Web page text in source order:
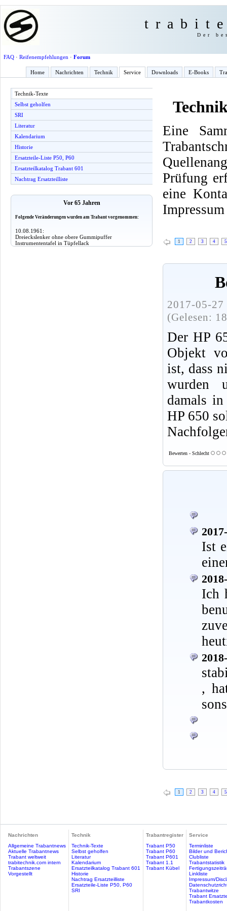
Der
FAQ· Reifenempfehlungen · Forum
Home Nachrichten Technik Service Downloads E-Books
Technik-Texte
Selbst geholfen
SRI
Literatur
Kalendarium
Historie
Ersatzteile-Liste P50, P60
Ersatzteilkatalog Trabant 601
Nachtrag Ersatzteilliste
Vor 65 Jahren
Folgende Veränderungen wurden am Trabant vorgenommen:
10.08.1961:
Dreieckslenker ohne obere Gummipuffer
Instrumententafel in Tüpfellack
Eine
Prüfung
eine
1 2 3 4 5
2017-05-
(Gelesen:
Der HP
Objekt
ist, dass
wurden
damals
HP 650
Bewerten - Schlecht
Ist
Ich
,
1 2 3 4 5
Nachrichten
Allgemeine Trabantnews
Aktuelle Trabantnews
Trabant weltweit
trabitechnik.com intern
Trabantszene
Vorgestellt
Technik
Technik-Texte
Selbst geholfen
Literatur
Kalendarium
Ersatzteilkatalog Trabant 601
Historie
Nachtrag Ersatzteilliste
Ersatzteile-Liste P50, P60
SRI
Trabantregister
Trabant P50
Trabant P60
Trabant P601
Trabant 1.1
Trabant Kübel
Service
Terminliste
Bilder und
Clubliste
Trabantstatistik
Linkliste
Impressum/
Trabantwitze
Trabant
Trabantkosten